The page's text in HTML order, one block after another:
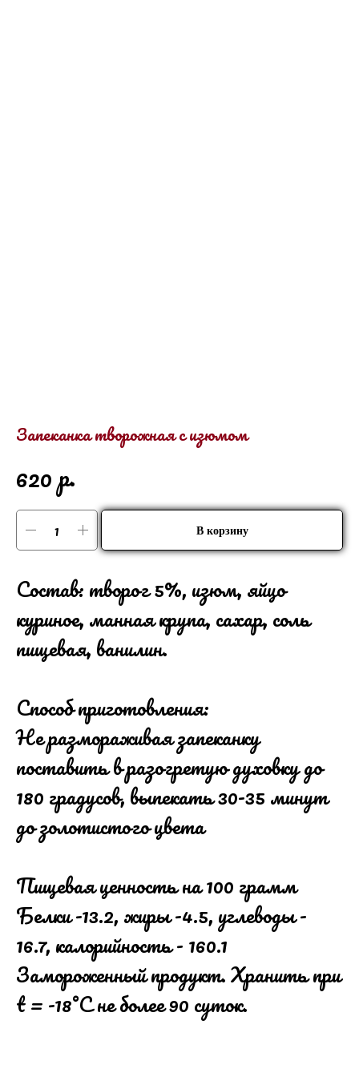
Запеканка творожная с изюмом
620р.
В корзину
Состав: творог 5%, изюм, яйцо
куриное, манная крупа, сахар, соль
пищевая, ванилин.
Способ приготовления:
Не размораживая запеканку
поставить в разогретую духовку до
180 градусов, выпекать 30-35 минут
до золотистого цвета
Пищевая ценность на 100 грамм
Белки -13.2, жиры -4.5, углеводы -
16.7, калорийность - 160.1
Замороженный продукт. Хранить при
t = -18°С не более 90 суток.